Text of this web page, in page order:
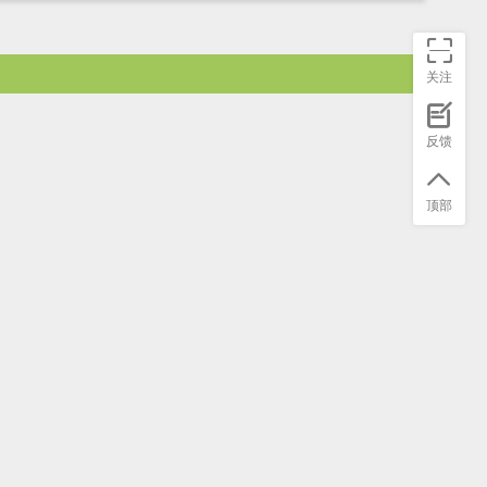
关注
反馈
顶部